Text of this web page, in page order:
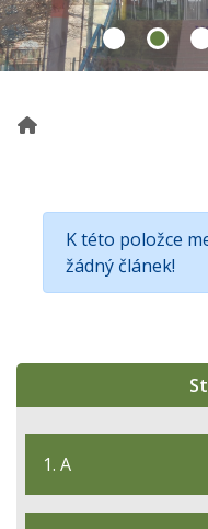
K této položce
žádný článek!
1. A